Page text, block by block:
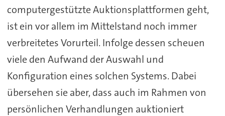
computergestützte Auktionsplattformen geht,
ist ein vor allem im Mittelstand noch immer
verbreitetes Vorurteil. Infolge dessen scheuen
viele den Aufwand der Auswahl und
Konfiguration eines solchen Systems. Dabei
übersehen sie aber, dass auch im Rahmen von
persönlichen Verhandlungen auktioniert